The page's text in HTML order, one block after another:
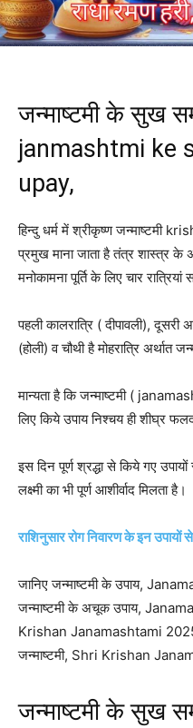
जन्माष्टमी के सुख
janmashtmi ke
upay,
हिन्दु धर्म में श्रीकृष्ण जन्माष्टमी
प्रमुख माना जाता है तंत्र शास्त्र के
मनोकामना पूर्ति के लिए चार रात्रियां
पहली कालरात्रि ( दीपावली), दूसरी
(होली) व चौथी है मोहरात्रि
मान्यता है कि जन्माष्टमी (
लिए किये उपाय निश्चय ही शीघ्र
इस दिन पूर्ण श्रद्धा से किये गए
लक्ष्मी का भी पूर्ण आशीर्वाद मिलता है।
राशिनुसार रोग निवारण के इन उपायों से
जानिए जन्माष्टमी के उपाय,
जन्माष्टमी के अचूक उपाय,
Krishan Janamashtami
जन्माष्टमी, Shri Krishan
जन्माष्टमी के सुख